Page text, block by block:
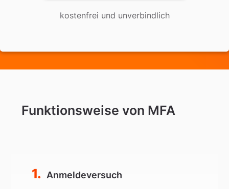
kostenfrei und unverbindlich
Funktionsweise von MFA
Anmeldeversuch